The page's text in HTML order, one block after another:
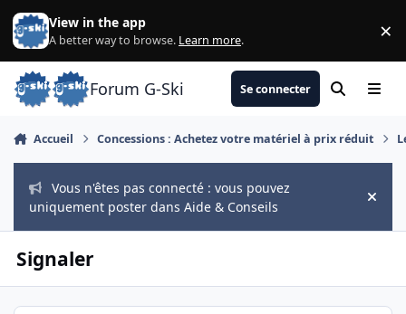
Aller au contenu
View in the app
A better way to browse. Learn more. ×
Forum G-Ski Se connecter Rechercher
Menu
Accueil Concessions : Achetez votre matériel à prix réduit
Vous n'êtes pas connecté : vous pouvez
uniquement poster dans Aide & Conseils
Hide
Signaler